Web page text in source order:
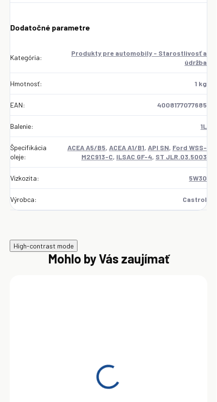
Dodatočné parametre
Kategória:
Produkty pre automobily - Starostlivosť a
údržba
Hmotnosť: 1 kg
EAN: 4008177077685
Balenie: 1L
Špecifikácia
oleje:
ACEA A5/B5, ACEA A1/B1, API SN, Ford WSS-
M2C913-C, ILSAC GF-4, ST JLR.03.5003
Vizkozita: 5W30
Výrobca: Castrol
High-contrast mode
Mohlo by Vás zaujímať
Professional A5 Volvo